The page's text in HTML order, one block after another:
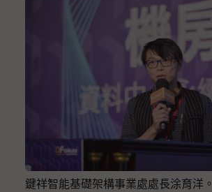
鍵祥智能基礎架構事業處處長涂育洋。